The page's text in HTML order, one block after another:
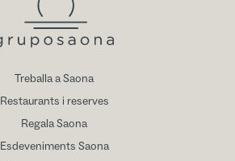
Treballa a Saona
Restaurants i reserves
Regala Saona
Esdeveniments Saona